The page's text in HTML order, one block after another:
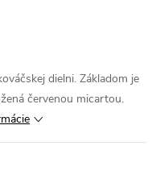
dielni. Základom je
červenou micartou.